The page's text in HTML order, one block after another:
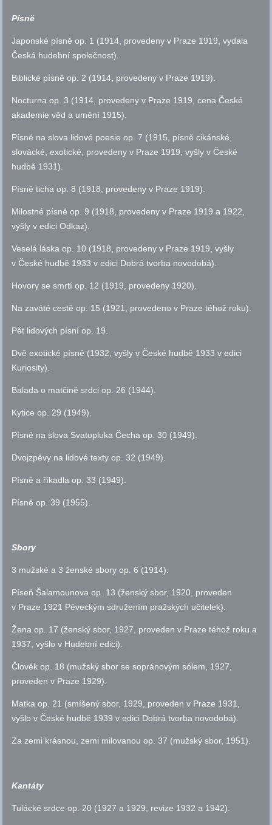
Písně
Japonské písněop. 1 (1914, provedeny v Praze 1919, vydala
Česká hudební společnost).
Biblické písněop. 2 (1914, provedeny v Praze 1919).
Nocturnaop. 3 (1914, provedeny v Praze 1919, cena České
akademie věd a umění 1915).
Písně na slova lidové poesieop. 7 (1915, písně cikánské,
slovácké, exotické, provedeny v Praze 1919, vyšly v České
hudbě 1931).
Písně tichaop. 8 (1918, provedeny v Praze 1919).
Milostné písněop. 9 (1918, provedeny v Praze 1919 a 1922,
vyšly v edici Odkaz).
Veselá láskaop. 10 (1918, provedeny v Praze 1919, vyšly
v České hudbě 1933 v edici Dobrá tvorba novodobá).
Hovory se smrtíop. 12 (1919, provedeny 1920).
Na zaváté cestěop. 15 (1921, provedeno v Praze téhož roku).
Pět lidových písníop. 19.
Dvě exotické písně (1932, vyšly v České hudbě 1933 v edici
Kuriosity).
Balada o matčině srdciop. 26 (1944).
Kyticeop. 29 (1949).
Písně na slova Svatopluka Čechaop. 30 (1949).
Dvojzpěvy na lidové textyop. 32 (1949).
Písně a říkadlaop. 33 (1949).
Písněop. 39 (1955).
Sbory
3 mužské a 3 ženské sboryop. 6 (1914).
Píseň Šalamounovaop. 13 (ženský sbor, 1920, proveden
v Praze 1921 Pěveckým sdružením pražských učitelek).
Ženaop. 17 (ženský sbor, 1927, proveden v Praze téhož roku a
1937, vyšlo v Hudební edici).
Člověkop. 18 (mužský sbor se sopránovým sólem, 1927,
proveden v Praze 1929).
Matkaop. 21 (smíšený sbor, 1929, proveden v Praze 1931,
vyšlo v České hudbě 1939 v edici Dobrá tvorba novodobá).
Za zemi krásnou, zemi milovanouop. 37 (mužský sbor, 1951).
Kantáty
Tulácké srdceop. 20 (1927 a 1929, revize 1932 a 1942).